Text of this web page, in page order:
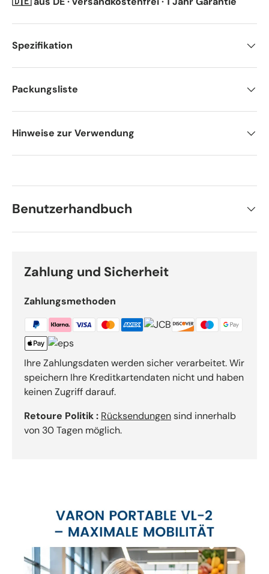
Spezifikation
Packungsliste
Hinweise zur Verwendung
Benutzerhandbuch
Zahlung und Sicherheit
Zahlungsmethoden
Ihre Zahlungsdaten werden sicher verarbeitet. Wir
speichern Ihre Kreditkartendaten nicht und haben
keinen Zugriff darauf.
Retoure Politik : Rücksendungensind innerhalb
von 30 Tagen möglich.